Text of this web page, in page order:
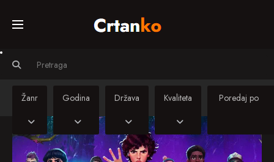
Svi crtiči
Serije
Žanr Godina Država Kvaliteta